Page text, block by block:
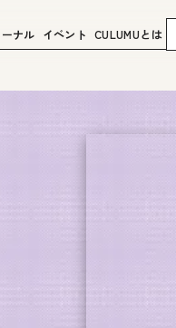
ナル イベント CULUMUとは